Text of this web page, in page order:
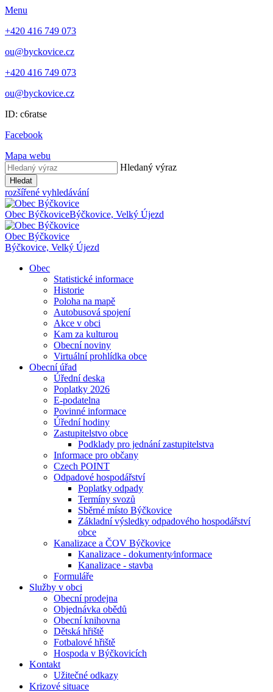
Menu
+420 416 749 073
ou@byckovice.cz
+420 416 749 073
ou@byckovice.cz
ID: c6ratse
Facebook
Mapa webu
Hledaný výraz
Hledat
rozšířené vyhledávání
Obec BýčkoviceBýčkovice, Velký Újezd
Obec Býčkovice
Býčkovice, Velký Újezd
Obec
Statistické informace
Historie
Poloha na mapě
Autobusová spojení
Akce v obci
Kam za kulturou
Obecní noviny
Virtuální prohlídka obce
Obecní úřad
Úřední deska
Poplatky 2026
E-podatelna
Povinné informace
Úřední hodiny
Zastupitelstvo obce
Podklady pro jednání zastupitelstva
Informace pro občany
Czech POINT
Odpadové hospodářství
Poplatky odpady
Termíny svozů
Sběrné místo Býčkovice
Základní výsledky odpadového hospodářství
obce
Kanalizace a ČOV Býčkovice
Kanalizace - dokumenty⁄informace
Kanalizace - stavba
Formuláře
Služby v obci
Obecní prodejna
Objednávka obědů
Obecní knihovna
Dětská hřiště
Fotbalové hřiště
Hospoda v Býčkovicích
Kontakt
Užitečné odkazy
Krizové situace